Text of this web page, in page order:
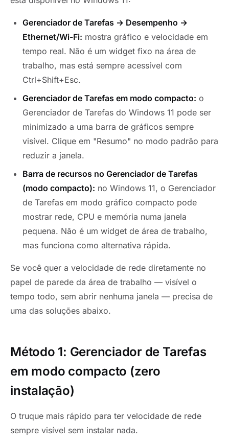
Gerenciador de Tarefas → Desempenho →
Ethernet/Wi-Fi: mostra gráfico e velocidade em
tempo real. Não é um widget fixo na área de
trabalho, mas está sempre acessível com
Ctrl+Shift+Esc.
Gerenciador de Tarefas em modo compacto: o
Gerenciador de Tarefas do Windows 11 pode ser
minimizado a uma barra de gráficos sempre
visível. Clique em "Resumo" no modo padrão para
reduzir a janela.
Barra de recursos no Gerenciador de Tarefas
(modo compacto): no Windows 11, o Gerenciador
de Tarefas em modo gráfico compacto pode
mostrar rede, CPU e memória numa janela
pequena. Não é um widget de área de trabalho,
mas funciona como alternativa rápida.
Se você quer a velocidade de rede diretamente no
papel de parede da área de trabalho — visível o
tempo todo, sem abrir nenhuma janela — precisa de
uma das soluções abaixo.
Método 1: Gerenciador de Tarefas
em modo compacto (zero
instalação)
O truque mais rápido para ter velocidade de rede
sempre visível sem instalar nada.